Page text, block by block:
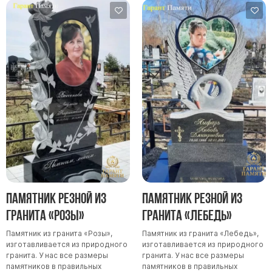
Памятник резной из
гранита «Розы»
Памятник из гранита «Розы»,
изготавливается из природного
гранита. У нас все размеры
памятников в правильных
Памятник резной из
гранита «Лебедь»
Памятник из гранита «Лебедь»,
изготавливается из природного
гранита. У нас все размеры
памятников в правильных